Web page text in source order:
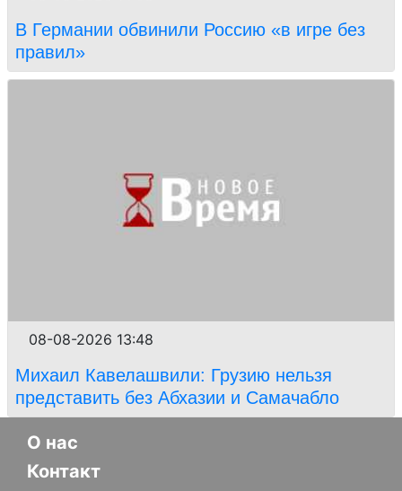
В Германии обвинили Россию «в игре без
правил»
08-08-2026 13:48
Михаил Кавелашвили: Грузию нельзя
представить без Абхазии и Самачабло
О нас
Контакт